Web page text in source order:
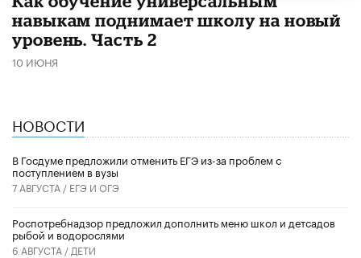
навыкам поднимает школу на новый
уровень. Часть 2
10 ИЮНЯ
НОВОСТИ
В Госдуме предложили отменить ЕГЭ из-за проблем с
поступлением в вузы
7 АВГУСТА / ЕГЭ И ОГЭ
Роспотребнадзор предложил дополнить меню школ и детсадов
рыбой и водорослями
6 АВГУСТА / ДЕТИ